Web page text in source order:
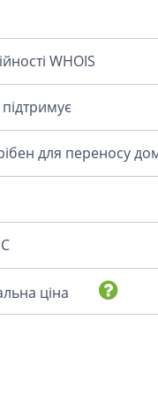
WHOIS
для переносу
ціна